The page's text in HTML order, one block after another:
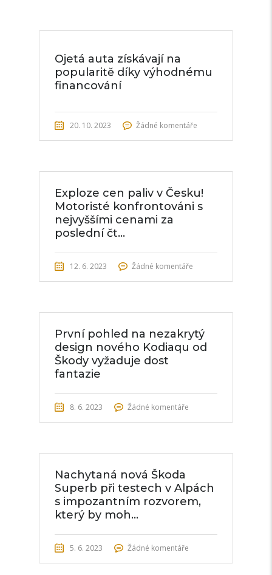
Ojetá auta získávají na
popularitě díky výhodnému
financování
20. 10. 2023 Žádné komentáře
Exploze cen paliv v Česku!
Motoristé konfrontováni s
nejvyššími cenami za
poslední čt...
12. 6. 2023 Žádné komentáře
První pohled na nezakrytý
design nového Kodiaqu od
Škody vyžaduje dost
fantazie
8. 6. 2023 Žádné komentáře
Nachytaná nová Škoda
Superb při testech v Alpách
s impozantním rozvorem,
který by moh...
5. 6. 2023 Žádné komentáře